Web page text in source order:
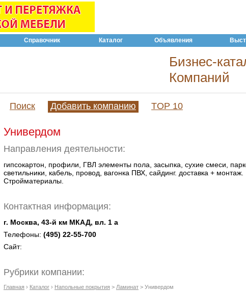
Справочник Каталог Объявления
Бизнес-
Компаний
Поиск Добавить компанию TOP 10
Универдом
Направления деятельности:
гипсокартон, профили, ГВЛ элементы пола, засыпка, сухие смеси,
светильники, кабель, провод, вагонка ПВХ, сайдинг. доставка + монтаж.
Стройматериалы.
Контактная информация:
г. Москва, 43-й км МКАД, вл. 1 а
Телефоны: (495) 22-55-700
Сайт:
Рубрики компании:
Главная › Каталог › Напольные покрытия > Ламинат > Универдом